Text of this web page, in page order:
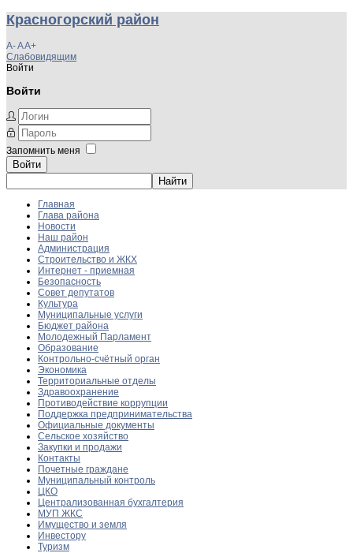
Красногорский район
A-AA+
Слабовидящим
Войти
Войти
Запомнить меня
Войти
Главная
Глава района
Новости
Наш район
Администрация
Строительство и ЖКХ
Интернет - приемная
Безопасность
Совет депутатов
Культура
Муниципальные услуги
Бюджет района
Молодежный Парламент
Образование
Контрольно-счётный орган
Экономика
Территориальные отделы
Здравоохранение
Противодействие коррупции
Поддержка предпринимательства
Официальные документы
Сельское хозяйство
Закупки и продажи
Контакты
Почетные граждане
Муниципальный контроль
ЦКО
Централизованная бухгалтерия
МУП ЖКС
Имущество и земля
Инвестору
Туризм